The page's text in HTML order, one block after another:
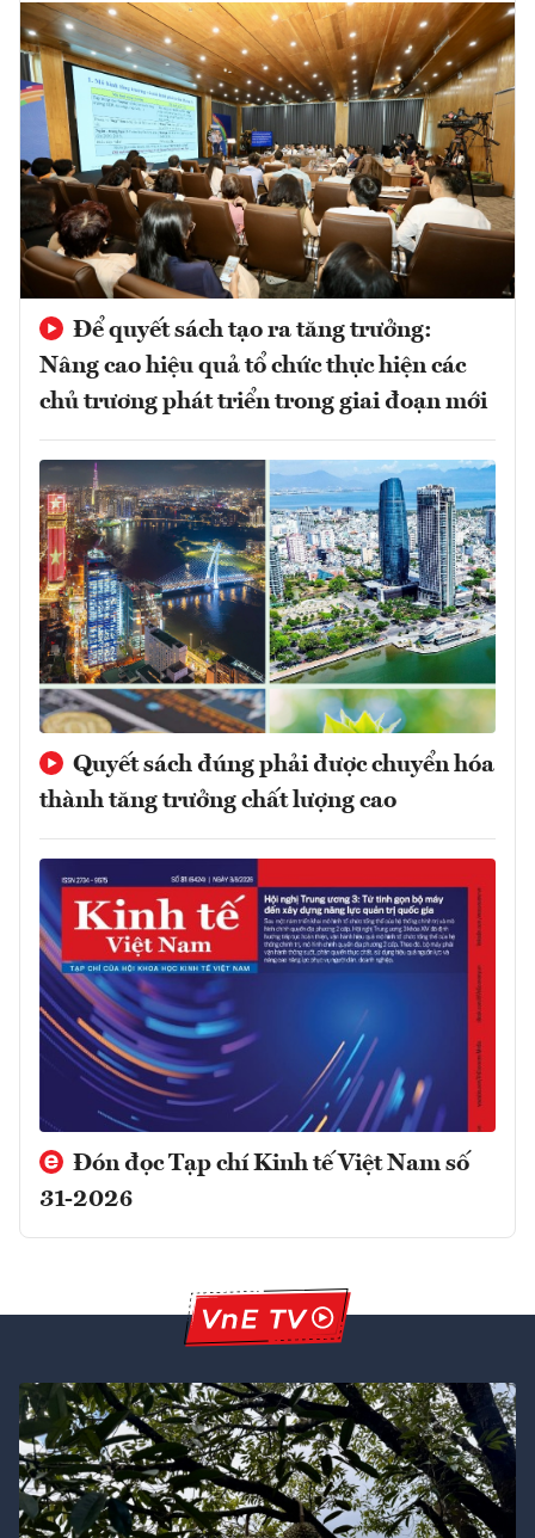
Để quyết sách tạo ra tăng trưởng:
Nâng cao hiệu quả tổ chức thực hiện các
chủ trương phát triển trong giai đoạn mới
Quyết sách đúng phải được chuyển hóa
thành tăng trưởng chất lượng cao
Đón đọc Tạp chí Kinh tế Việt Nam số
31-2026